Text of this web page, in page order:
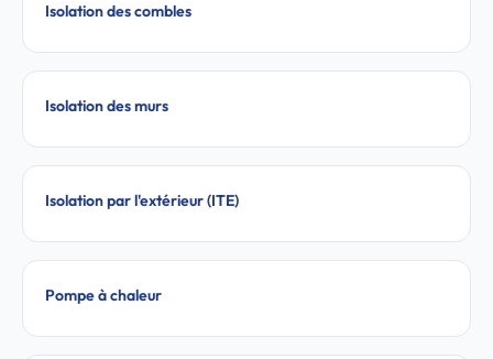
Isolation des combles
Isolation des murs
Isolation par l'extérieur (ITE)
Pompe à chaleur